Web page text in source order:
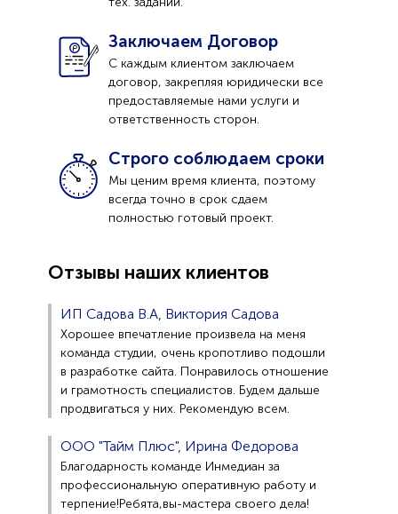
Заключаем Договор
С каждым клиентом заключаем
договор, закрепляя юридически все
предоставляемые нами услуги и
ответственность сторон.
Строго соблюдаем сроки
Мы ценим время клиента, поэтому
всегда точно в срок сдаем
полностью готовый проект.
Отзывы наших клиентов
ИП Садова В.А, Виктория Садова
Хорошее впечатление произвела на меня
команда студии, очень кропотливо подошли
в разработке сайта. Понравилось отношение
и грамотность специалистов. Будем дальше
продвигаться у них. Рекомендую всем.
ООО "Тайм Плюс", Ирина Федорова
Благодарность команде Инмедиан за
профессиональную оперативную работу и
терпение!Ребята,вы-мастера своего дела!